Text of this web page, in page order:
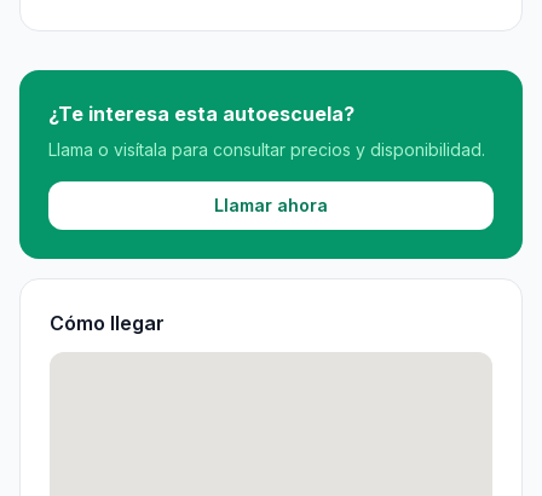
¿Te interesa esta autoescuela?
Llama o visítala para consultar precios y disponibilidad.
Llamar ahora
Cómo llegar